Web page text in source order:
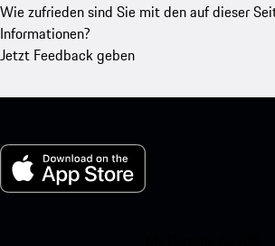
Wie zufrieden sind Sie mit den auf dieser
Informationen?
Jetzt Feedback geben